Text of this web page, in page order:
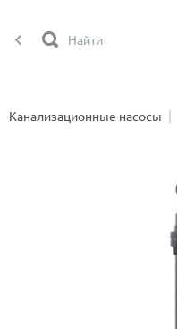
Канализационные насосы